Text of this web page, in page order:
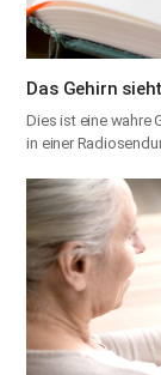
Das Gehirn
Dies ist eine wahre
in einer